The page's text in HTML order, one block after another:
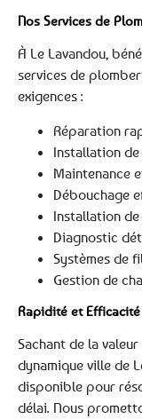
Nos Services de
À Le Lavandou,
services de
exigences :
Réparation
Installation
Maintenance
Débouchage
Installation
Diagnostic
Systèmes de
Gestion de
Rapidité et
Sachant de la
dynamique ville de
disponible pour
délai. Nous